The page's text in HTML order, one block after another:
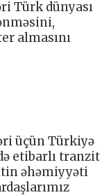
Türk dünyası
almasını
üçün Türkiyə
etibarlı tranzit
əhəmiyyəti